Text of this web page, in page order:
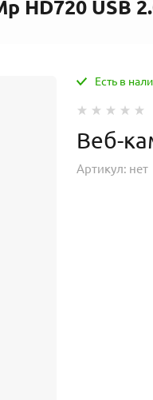
HD720 USB
Есть в
Веб-
Артикул: нет